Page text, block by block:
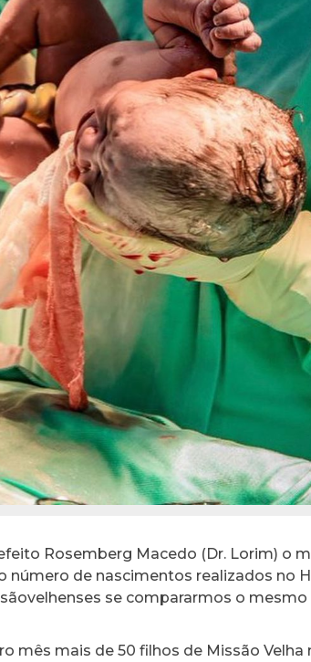
Rosemberg Macedo (Dr. Lorim) o
número de nascimentos realizados no
se compararmos o
mês mais de 50 filhos de Missão Velha